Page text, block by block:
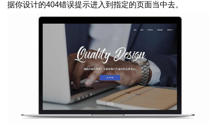
据你设计的404错误提示进入到指定的页面当中去。